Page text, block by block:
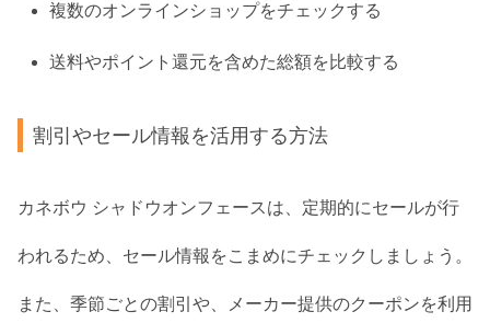
複数のオンラインショップをチェックする
送料やポイント還元を含めた総額を比較する
割引やセール情報を活用する方法
カネボウ シャドウオンフェースは、定期的にセールが行
われるため、セール情報をこまめにチェックしましょう。
また、季節ごとの割引や、メーカー提供のクーポンを利用